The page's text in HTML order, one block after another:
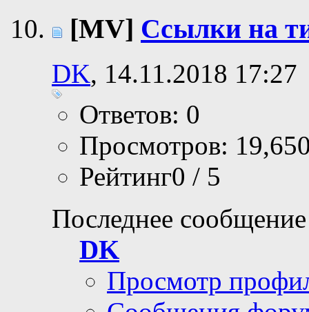
[MV] Ссылки на
DK, 14.11.2018 17:27
Ответов: 0
Просмотров:
Рейтинг0 / 5
Последнее
DK
Просмотр